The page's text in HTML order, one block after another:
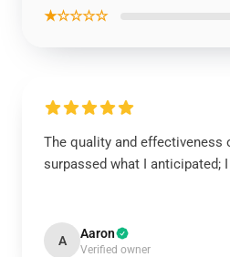
★☆☆☆☆
The quality and effectiveness
surpassed what I anticipated;
A Aaron
Verified owner